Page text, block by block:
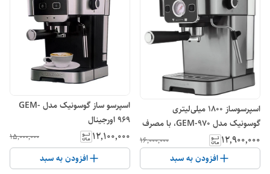
اسپرسوساز 1800 میلی‌لیتری
گوسونیک مدل GEM-970، با مصرف
پودر قهوه، مناسب تهیه اسپرسو، کافه
لاته، کاپوچینو و امریکانو، دارای 1 عدد
نازل قهوه، سیستم گرم کردن فنجان،
۱۲٬۹۰۰٬۰۰۰ ۱۶٬۰۰۰٬۰۰۰
افزودن به سبد
اسپرسو ساز گوسونیک مدل GEM-
969 اورجینال
۱۲٬۱۰۰٬۰۰۰ ۱۵٬۰۰۰٬۰۰۰
افزودن به سبد